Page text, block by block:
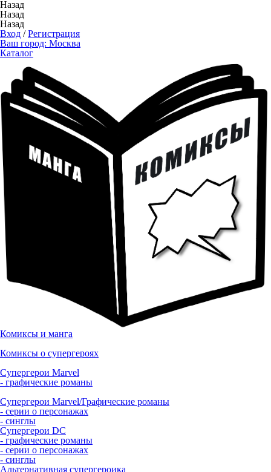
Назад
Назад
Назад
Вход /Регистрация
Ваш город: Москва
Каталог
Комиксы и манга
Комиксы о супергероях
Супергерои Marvel
- графические романы
Супергерои Marvel/Графические романы
- серии о персонажах
- синглы
Супергерои DC
- графические романы
- серии о персонажах
- синглы
Альтернативная супергероика